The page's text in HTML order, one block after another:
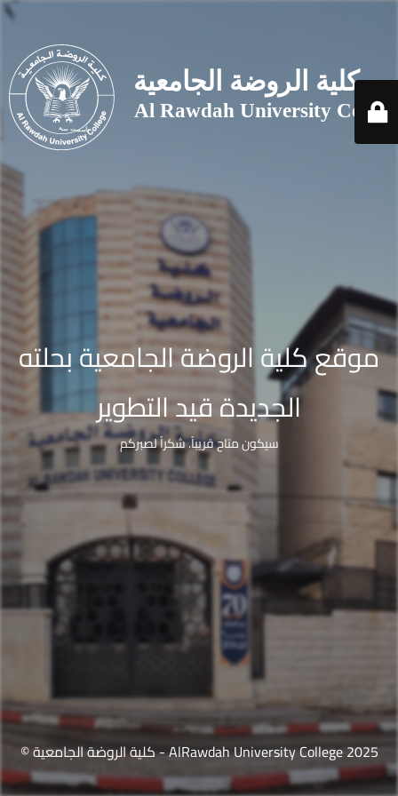
موقع كلية الروضة الجامعية بحلته
الجديدة قيد التطوير
سيكون متاح قريباً. شكراً لصبركم
© كلية الروضة الجامعية - AlRawdah University College 2025